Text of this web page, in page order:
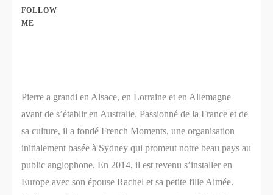
FOLLOW
ME
Pierre a grandi en Alsace, en Lorraine et en Allemagne
avant de s’établir en Australie. Passionné de la France et de
sa culture, il a fondé French Moments, une organisation
initialement basée à Sydney qui promeut notre beau pays au
public anglophone. En 2014, il est revenu s’installer en
Europe avec son épouse Rachel et sa petite fille Aimée.